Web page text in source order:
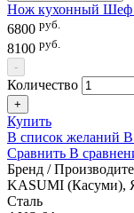
Нож кухонный Шеф
6800 руб.
8100 руб.
-
Количество
+
Купить
В список желаний В
Сравнить В
Бренд /
KASUMI (Касуми),
Сталь